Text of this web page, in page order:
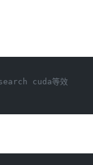
cuda等效